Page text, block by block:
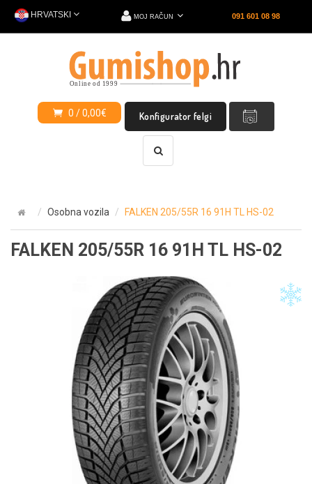
HRVATSKI 091 601 08 98
MOJ RAČUN
0 / 0,00€ Konfigurator felgi
Osobna vozila FALKEN 205/55R 16 91H TL HS-02
FALKEN 205/55R 16 91H TL HS-02